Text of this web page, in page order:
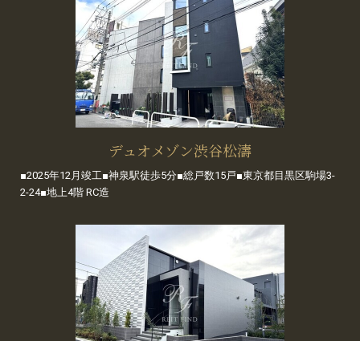
デュオメゾン渋谷松濤
■2025年12月竣工■神泉駅徒歩5分■総戸数15戸■東京都目黒区駒場3-
2-24■地上4階 RC造